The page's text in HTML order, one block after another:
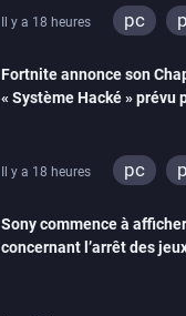
Il y a 18 heures pc
Fortnite annonce son
« Système Hacké » prévu
Il y a 18 heures pc
ios
xbox
Sony commence à
concernant l’arrêt des